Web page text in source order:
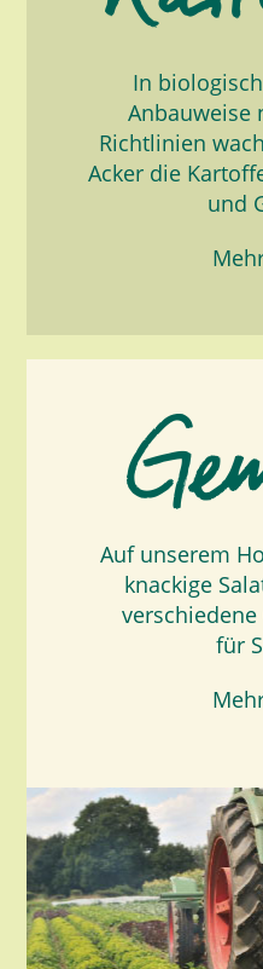
In
Anbauweise
Richtlinien
Acker die
und
Auf unserem
knackige
für